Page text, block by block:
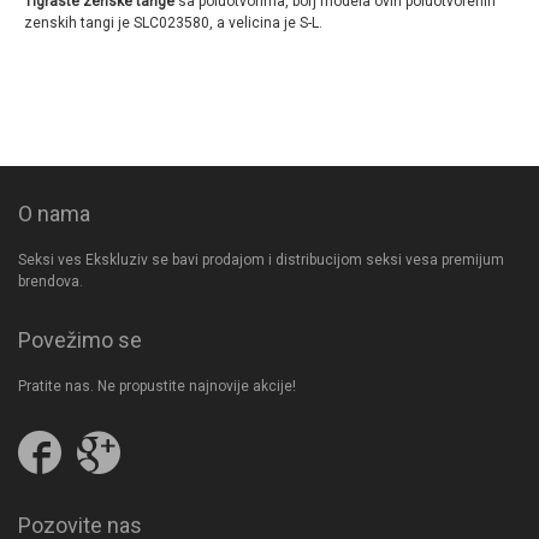
zenskih tangi je SLC023580, a velicina je S-L.
O nama
Seksi ves Ekskluziv se bavi prodajom i distribucijom seksi vesa premijum
brendova.
Povežimo se
Pratite nas. Ne propustite najnovije akcije!
Pratite
nas
us
Plus
Pozovite nas